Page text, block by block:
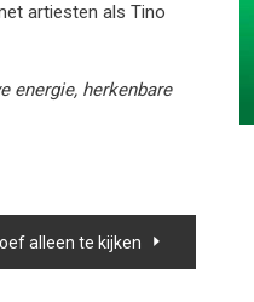
artiesten als Tino
energie, herkenbare
alleen te kijken